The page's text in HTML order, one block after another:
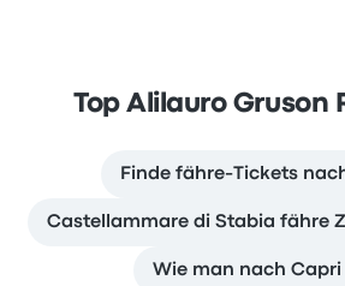
Top Alilauro Gruson
Finde fähre-Tickets
Castellammare di Stabia fähre
Wie man nach Capri